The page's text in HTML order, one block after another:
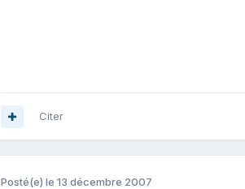
Citer
Posté(e) le 13 décembre 2007